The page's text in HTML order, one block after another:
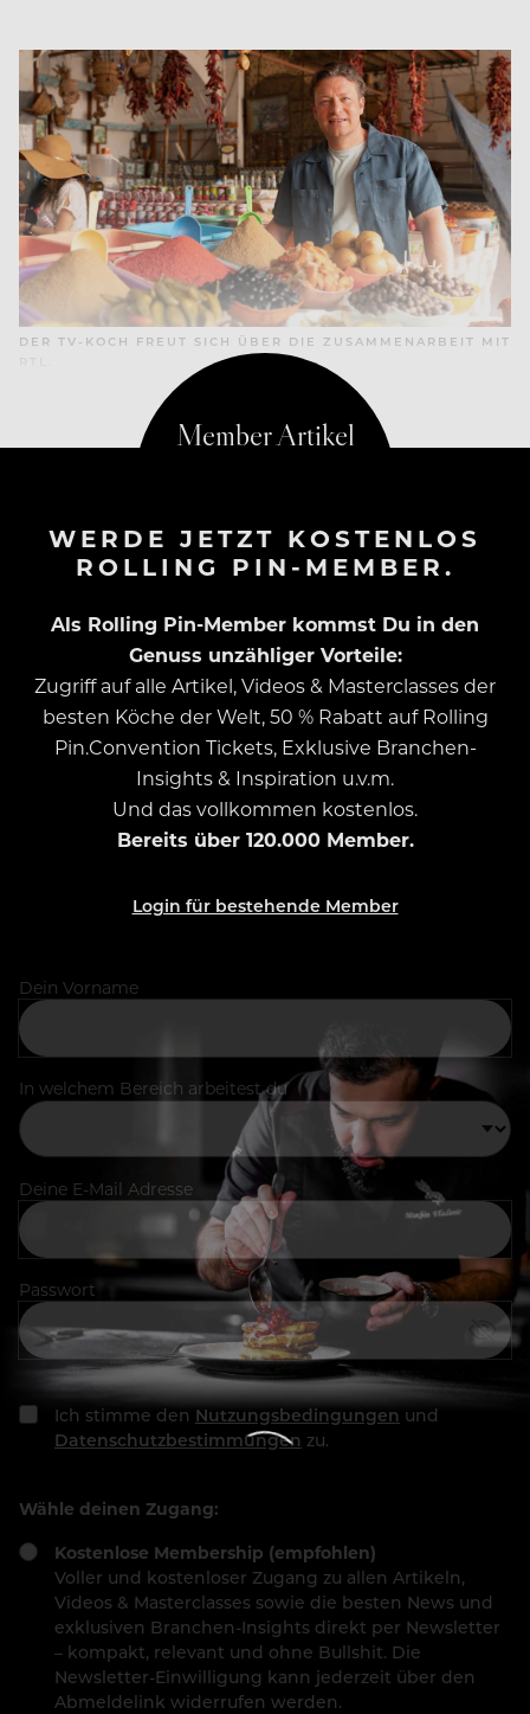
DER TV-KOCH FREUT SICH ÜBER DIE ZUSAMMENARBEIT MIT
WERDE JETZT KOSTENLOS
ROLLING PIN-MEMBER.
Als Rolling Pin-Member kommst Du in den
Genuss unzähliger Vorteile:
Zugriff auf alle Artikel, Videos & Masterclasses der
besten Köche der Welt, 50 % Rabatt auf Rolling
Pin.Convention Tickets, Exklusive Branchen-
Insights & Inspiration u.v.m.
Und das vollkommen kostenlos.
Bereits über 120.000 Member.
Login für bestehende Member
Dein Vorname
In welchem Bereich arbeitest du
Deine E-Mail Adresse
Passwort
Ich stimme den Nutzungsbedingungen und
Datenschutzbestimmungen zu.
Wähle deinen Zugang:
Kostenlose Membership (empfohlen)
Voller und kostenloser Zugang zu allen Artikeln,
Videos & Masterclasses sowie die besten News und
exklusiven Branchen-Insights direkt per Newsletter
– kompakt, relevant und ohne Bullshit. Die
Newsletter-Einwilligung kann jederzeit über den
Abmeldelink widerrufen werden.